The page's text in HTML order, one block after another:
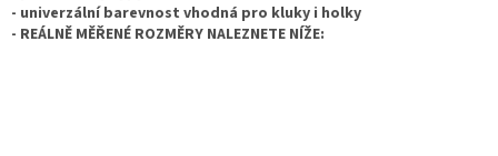
- univerzální barevnost vhodná pro kluky i holky
- REÁLNĚ MĚŘENÉ ROZMĚRY NALEZNETE NÍŽE: